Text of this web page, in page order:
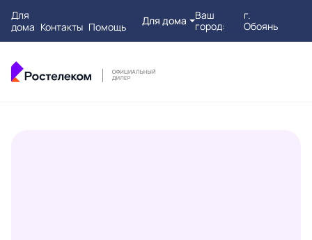
Для
дома Контакты Помощь Для дома
Ваш
город:
г.
Обоянь